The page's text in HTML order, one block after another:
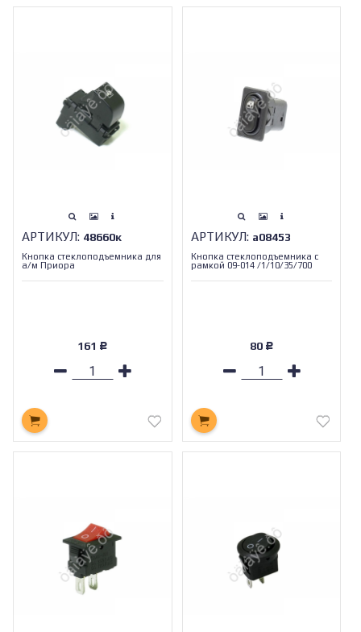
АРТИКУЛ: 48660к
Кнопка стеклоподъемника для
а/м Приора
161 Р
АРТИКУЛ: а08453
Кнопка стеклоподъемника с
рамкой 09-014 /1/10/35/700
80 Р